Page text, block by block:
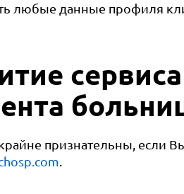
любые данные профиля
признательны, если